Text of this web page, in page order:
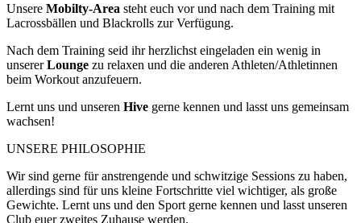
Unsere Mobilty-Area steht euch vor und nach dem Training mit
Lacrossbällen und Blackrolls zur Verfügung.
Nach dem Training seid ihr herzlichst eingeladen ein wenig in
unsererLounge zu relaxen und die anderen Athleten/Athletinnen
beim Workout anzufeuern.
Lernt uns und unseren Hive gerne kennen und lasst uns gemeinsam
wachsen!
UNSERE PHILO­SOPHIE
Wir sind gerne für anstrengende und schwitzige Sessions zu haben,
allerdings sind für uns kleine Fortschritte viel wichtiger, als große
Gewichte. Lernt uns und den Sport gerne kennen und lasst unseren
Club euer zweites Zuhause werden.